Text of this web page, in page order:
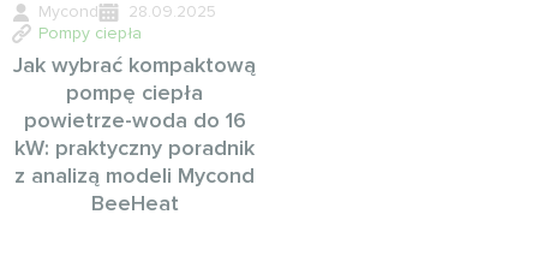
Mycond
28.09.2025
Pompy ciepła
Jak wybrać kompaktową
pompę ciepła
powietrze-woda do 16
kW: praktyczny poradnik
z analizą modeli Mycond
BeeHeat